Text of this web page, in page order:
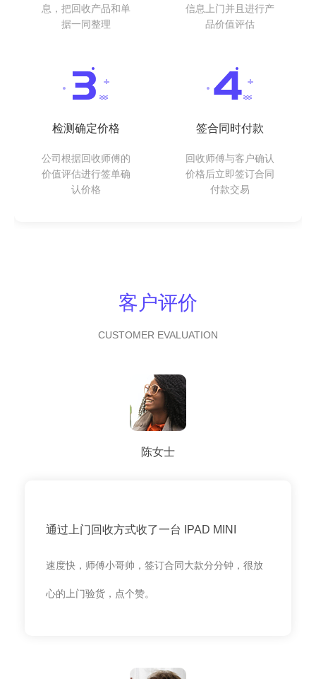
息，把回收产品和单
据一同整理
信息上门并且进行产
品价值评估
检测确定价格
公司根据回收师傅的
价值评估进行签单确
认价格
签合同时付款
回收师傅与客户确认
价格后立即签订合同
付款交易
客户评价
CUSTOMER EVALUATION
陈女士
通过上门回收方式收了一台 IPAD MINI
速度快，师傅小哥帅，签订合同大款分分钟，很放
心的上门验货，点个赞。